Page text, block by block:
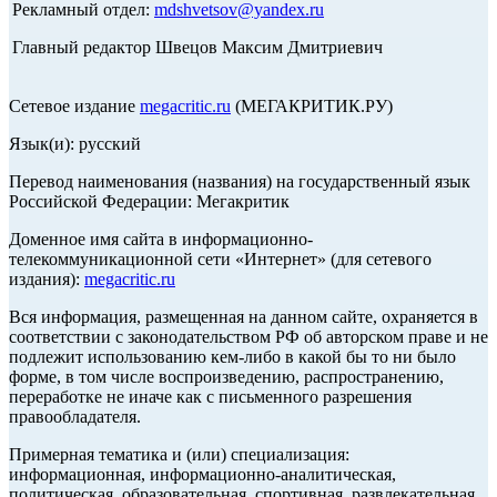
Рекламный отдел: mdshvetsov@yandex.ru
Главный редактор Швецов Максим Дмитриевич
Сетевое издание megacritic.ru (МЕГАКРИТИК.РУ)
Язык(и): русский
Перевод наименования (названия) на государственный язык
Российской Федерации: Мегакритик
Доменное имя сайта в информационно-
телекоммуникационной сети «Интернет» (для сетевого
издания): megacritic.ru
Вся информация, размещенная на данном сайте, охраняется в
соответствии с законодательством РФ об авторском праве и не
подлежит использованию кем-либо в какой бы то ни было
форме, в том числе воспроизведению, распространению,
переработке не иначе как с письменного разрешения
правообладателя.
Примерная тематика и (или) специализация:
информационная, информационно-аналитическая,